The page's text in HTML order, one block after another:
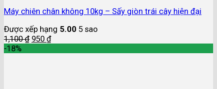
Máy chiên chân không 10kg – Sấy giòn trái cây hiện đại
Được xếp hạng 5.00 5 sao
1,100₫ 950 ₫
-18%